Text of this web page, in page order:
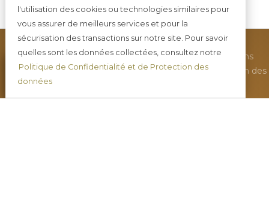
Ratafia Champenois
•Toutes nos actualités•Nous contacter•Mentions
légales •Plan du site•Nous rendre visite•Protection des
l'utilisation des cookies ou technologies similaires pour
vous assurer de meilleurs services et pour la
sécurisation des transactions sur notre site. Pour savoir
quelles sont les données collectées, consultez notre
Politique de Confidentialité et de Protection des
données